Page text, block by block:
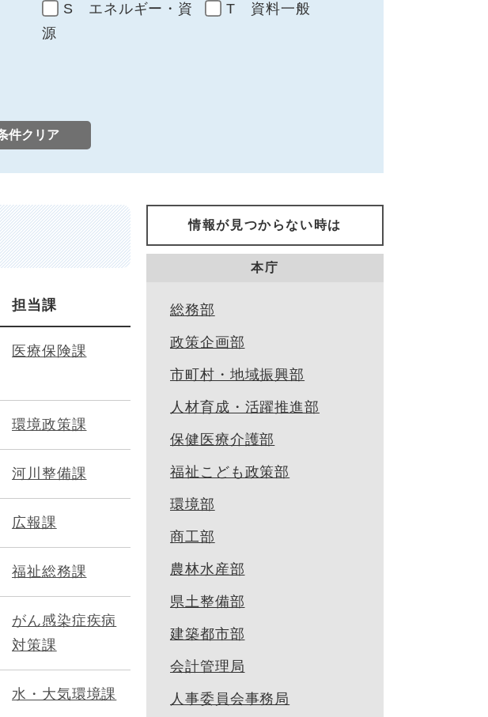
S エネルギー・資
源
T 資料一般
担当課
医療保険課
環境政策課
河川整備課
広報課
福祉総務課
がん感染症疾病
対策課
水・大気環境課
情報が見つからない時は
本庁
総務部
政策企画部
市町村・地域振興部
人材育成・活躍推進部
保健医療介護部
福祉こども政策部
環境部
商工部
農林水産部
県土整備部
建築都市部
会計管理局
人事委員会事務局